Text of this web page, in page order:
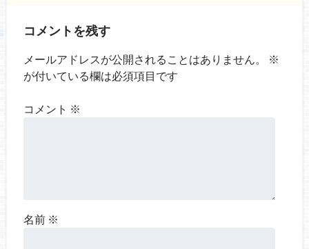
コメントを残す
メールアドレスが公開されることはありません。
※
が付いている欄は必須項目です
コメント ※
名前 ※